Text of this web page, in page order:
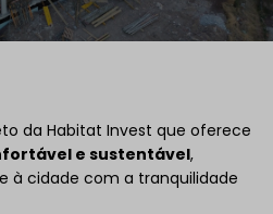
da Habitat Invest que oferece
e sustentável,
à cidade com a tranquilidade